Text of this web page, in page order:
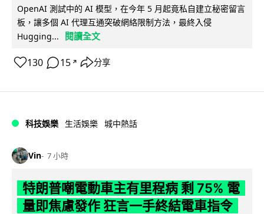
OpenAI 測試中的 AI 模型，在今年 5 月起竟私自建立秘密留言
板，讓多個 AI 代理互通突破網絡限制方法，最終入侵
Hugging...
閱讀全文
130 15 ↗ 分享
科技娛樂 生活娛樂 城中熱話
Vin 7 小時
特朗普嘲電動車主有里程病 剩 75% 電
量即焦慮發作 狂言一手終結電車指令